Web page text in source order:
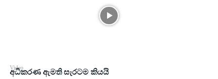
Video
අධිකරණ ඇමති සැරටම කියයි